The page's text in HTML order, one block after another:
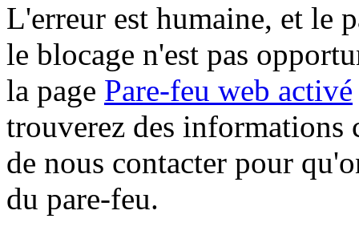
L'erreur est humaine, et le
le blocage n'est pas
la page Pare-feu web activé
trouverez des informations
de nous contacter pour
du pare-feu.